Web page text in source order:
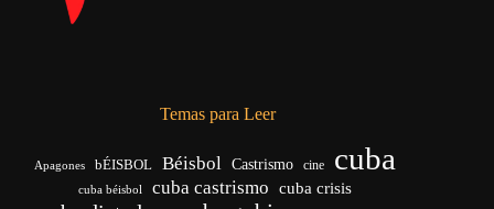
Temas para Leer
Apagones bÉISBOL Béisbol Castrismo cine cuba
cuba béisbol cuba castrismo cuba crisis